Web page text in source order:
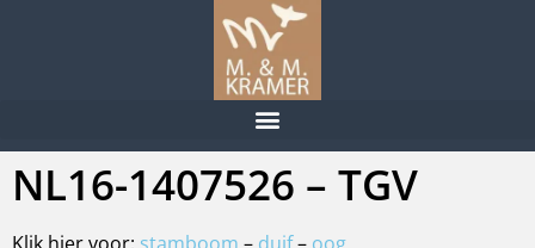
NL16-1407526 – TGV